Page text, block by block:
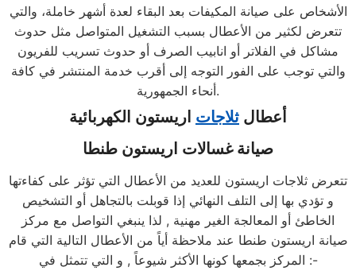
الأشخاص على صيانة المكيفات بعد البقاء لعدة أشهر خاملة، والتي
تتعرض لكثير من الأعطال بسبب التشغيل المتواصل مثل حدوث
مشاكل في الفلاتر أو انابيب الصرف أو حدوث تسريب للفريون
والتي توجب على الفور التوجه إلى أقرب خدمة المنتشر في كافة
أنحاء الجمهورية.
أعطال ثلاجات اريستون الكهربائية
صيانة غسالات اريستون طنطا
تتعرض ثلاجات اريستون للعديد من الأعطال التي تؤثر على كفاءتها
و تؤدي بها إلى التلف النهائي إذا قوبلت بالتجاهل أو التشخيص
الخاطئ أو المعالجة الغير مهنية , لذا ينبغي التواصل مع مركز
صيانة اريستون طنطا عند ملاحظة أياً من الأعطال التالية التي قام
المركز بجمعها كونها الأكثر شيوعاً , و التي تتمثل في :-